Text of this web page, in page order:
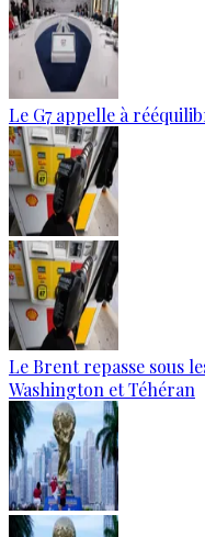
Le G7 appelle à
Le Brent repasse sous
Washington et Téhéran